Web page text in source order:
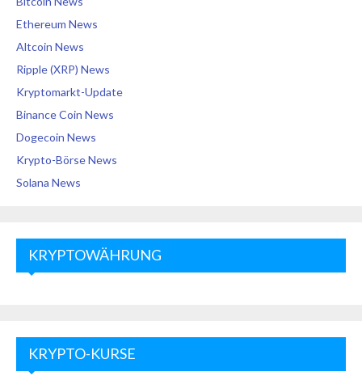
Ethereum News
Altcoin News
Ripple (XRP) News
Kryptomarkt-Update
Binance Coin News
Dogecoin News
Krypto-Börse News
Solana News
KRYPTOWÄHRUNG
KRYPTO-KURSE